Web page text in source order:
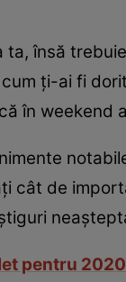
însă
ţi-ai fi
în
cât de
pentru